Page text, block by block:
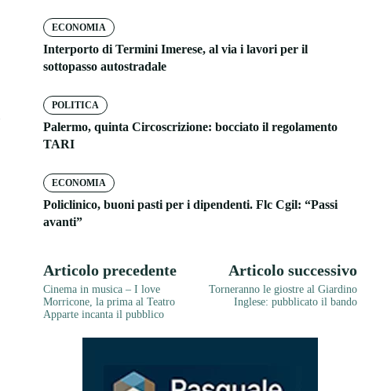
ECONOMIA
Interporto di Termini Imerese, al via i lavori per il
sottopasso autostradale
POLITICA
Palermo, quinta Circoscrizione: bocciato il regolamento
TARI
ECONOMIA
Policlinico, buoni pasti per i dipendenti. Flc Cgil: “Passi
avanti”
Articolo precedente
Cinema in musica – I love
Morricone, la prima al Teatro
Apparte incanta il pubblico
Articolo successivo
Torneranno le giostre al Giardino
Inglese: pubblicato il bando